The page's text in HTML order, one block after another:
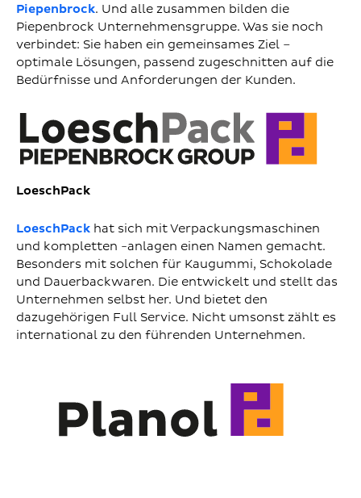
Piepenbrock. Und alle zusammen bilden die
Piepenbrock Unternehmensgruppe. Was sie noch
verbindet: Sie haben ein gemeinsames Ziel –
optimale Lösungen, passend zugeschnitten auf die
Bedürfnisse und Anforderungen der Kunden.
LoeschPack
LoeschPack hat sich mit Verpackungsmaschinen
und kompletten -anlagen einen Namen gemacht.
Besonders mit solchen für Kaugummi, Schokolade
und Dauerbackwaren. Die entwickelt und stellt das
Unternehmen selbst her. Und bietet den
dazugehörigen Full Service. Nicht umsonst zählt es
international zu den führenden Unternehmen.